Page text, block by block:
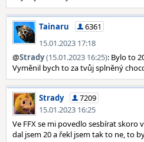
Tainaru
6361
15.01.2023 17:18
@Strady(15.01.2023 16:25): Bylo to
Vyměnil bych to za tvůj splněný
Strady
7209
15.01.2023 16:25
Ve FFX se mi povedlo sesbírat skoro
dal jsem 20 a řekl jsem tak to ne, to